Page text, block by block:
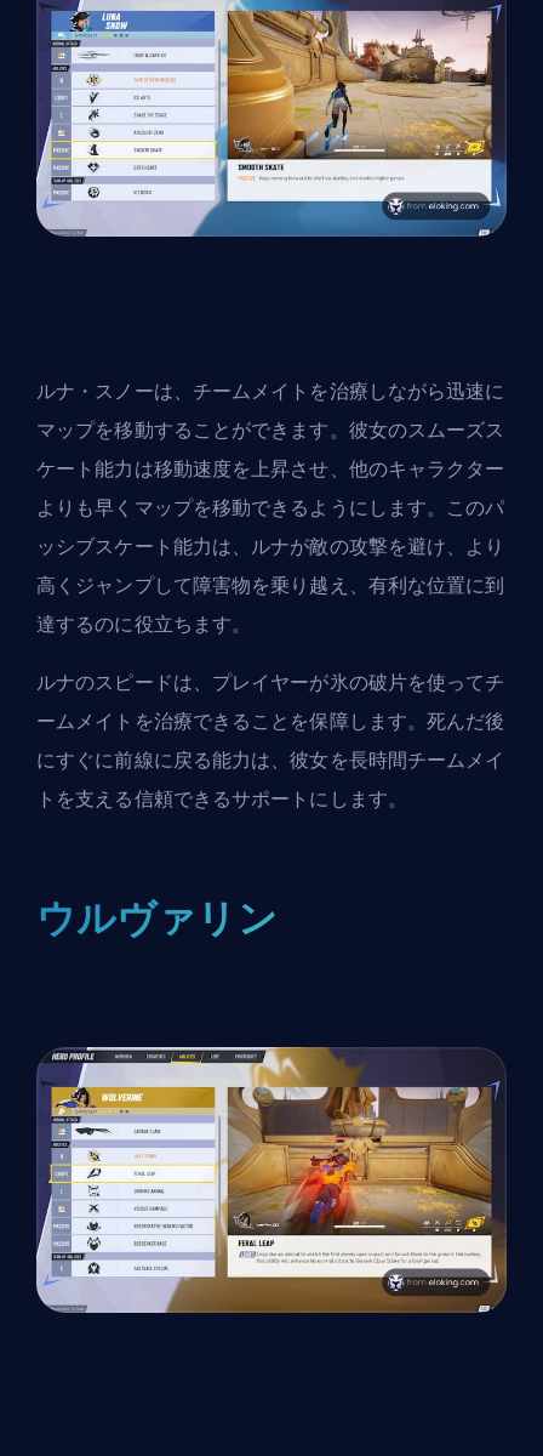
ルナ・スノーは、チームメイトを治療しながら迅速に
マップを移動することができます。彼女のスムーズス
ケート能力は移動速度を上昇させ、他のキャラクター
よりも早くマップを移動できるようにします。このパ
ッシブスケート能力は、ルナが敵の攻撃を避け、より
高くジャンプして障害物を乗り越え、有利な位置に到
達するのに役立ちます。
ルナのスピードは、プレイヤーが氷の破片を使ってチ
ームメイトを治療できることを保障します。死んだ後
にすぐに前線に戻る能力は、彼女を長時間チームメイ
トを支える信頼できるサポートにします。
ウルヴァリン